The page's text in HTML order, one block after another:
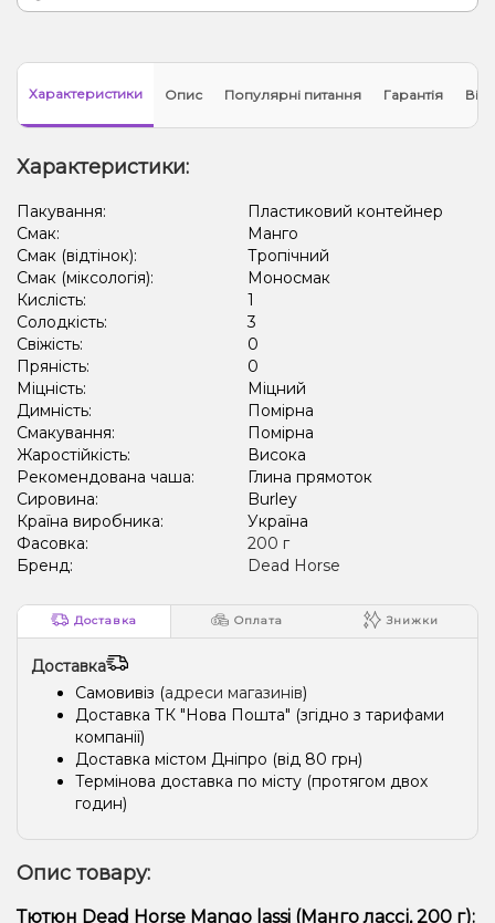
Характеристики Опис Популярні питання Гарантія
Характеристики:
Пакування:
Пластиковий контейнер
Смак:
Манго
Смак (відтінок):
Тропічний
Смак (міксологія):
Моносмак
Кислість:
1
Солодкість:
3
Свіжість:
0
Пряність:
0
Міцність:
Міцний
Димність:
Помірна
Смакування:
Помірна
Жаростійкість:
Висока
Рекомендована чаша:
Глина прямоток
Сировина:
Burley
Країна виробника:
Україна
Фасовка:
200 г
Бренд:
Dead Horse
Доставка Оплата Знижки
Доставка
Самовивіз (адреси магазинів)
Доставка ТК "Нова Пошта" (згідно з тарифами
компанії)
Доставка містом Дніпро (від 80 грн)
Термінова доставка по місту (протягом двох
годин)
Опис товару:
Тютюн Dead Horse Mango lassi (Манго лассі, 200 г):